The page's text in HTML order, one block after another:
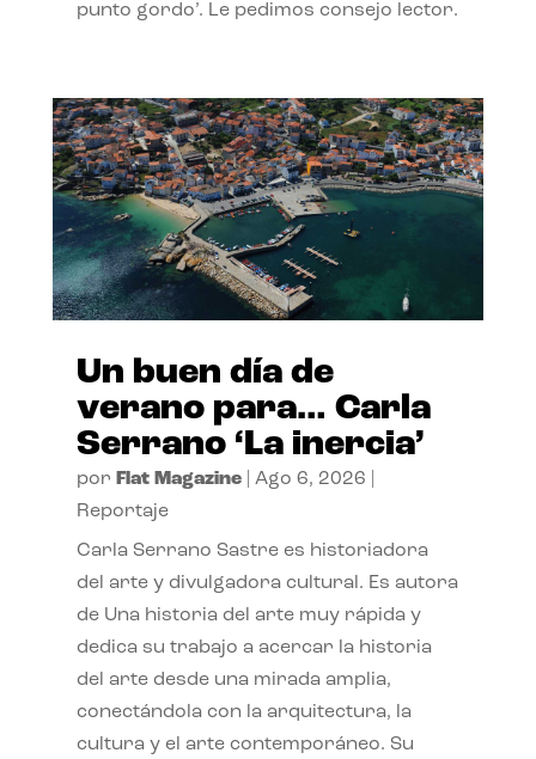
punto gordo’. Le pedimos consejo lector.
Un buen día de
verano para… Carla
Serrano ‘La inercia’
por Flat Magazine| Ago 6, 2026
Reportaje
Carla Serrano Sastre es historiadora
del arte y divulgadora cultural. Es autora
de Una historia del arte muy rápida y
dedica su trabajo a acercar la historia
del arte desde una mirada amplia,
conectándola con la arquitectura, la
cultura y el arte contemporáneo. Su